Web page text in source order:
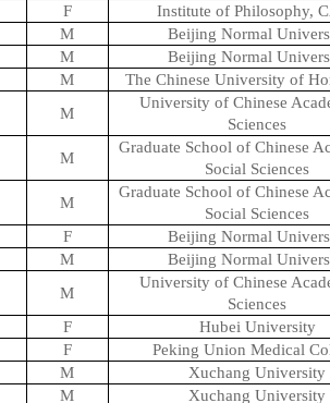
F
Institute of Philosophy,
M
Beijing Normal
M
Beijing Normal
M
The Chinese University of
M
University of Chinese
Sciences
M
Graduate School of Chinese
Social Sciences
M
Graduate School of Chinese
Social Sciences
F
Beijing Normal
M
Beijing Normal
M
University of Chinese
Sciences
F
Hubei University
F
Peking Union Medical
M
Xuchang University
M Xuchang University